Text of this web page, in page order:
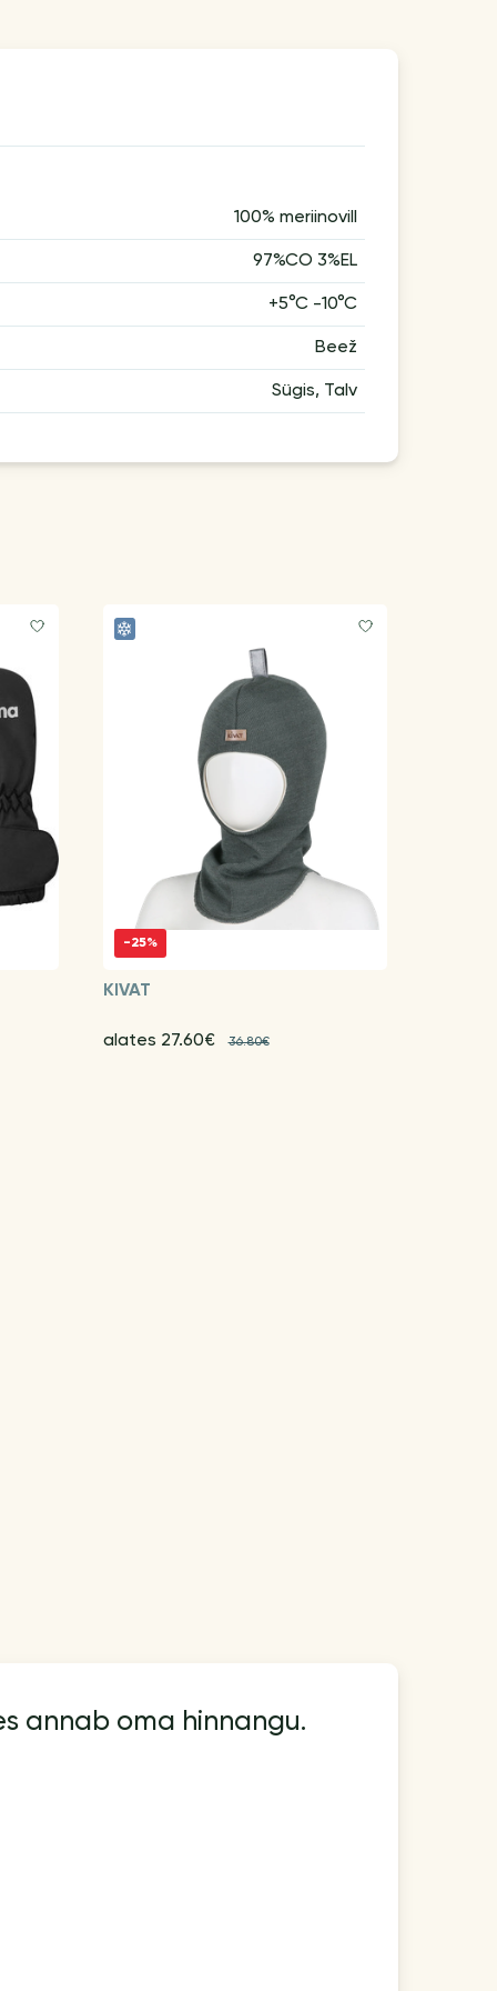
100% meriinovill
97%CO 3%EL
+5°C -10°C
Beež
Sügis, Talv
-25%
KIVAT
alates 27.60€ 36.80€
annab oma hinnangu.